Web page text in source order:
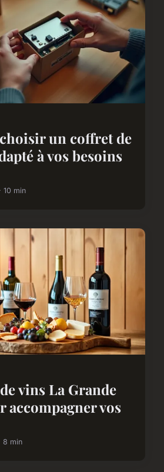
un coffret de
à vos besoins
10 min
vins La Grande
accompagner vos
8 min